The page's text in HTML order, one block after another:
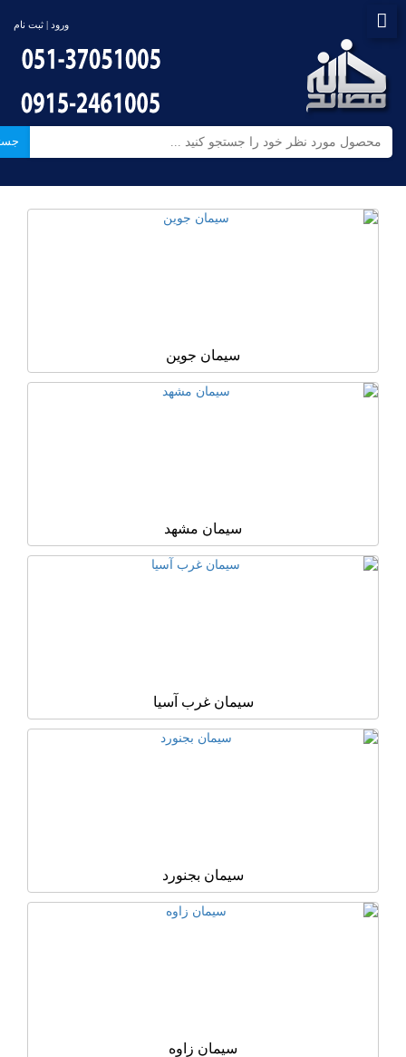
ورود | ثبت نام
سیمان جوین
سیمان مشهد
سیمان غرب آسیا
سیمان بجنورد
سیمان زاوه